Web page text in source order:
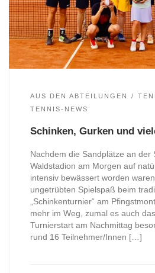
AUS DEN ABTEILUNGEN
TENNIS-NEWS
Schinken, Gurken und
Nachdem die Sandplätze an der
Waldstadion am Morgen auf
intensiv bewässert worden
ungetrübten Spielspaß beim
„Schinkenturnier“ am
mehr im Weg, zumal es auch
Turnierstart am Nachmittag
rund 16 Teilnehmer/Innen […]